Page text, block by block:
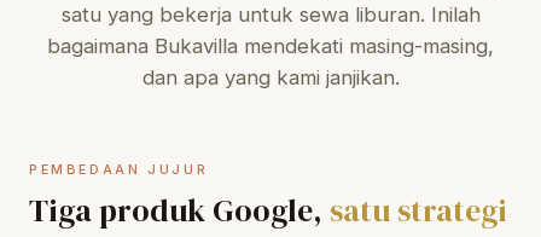
satu yang bekerja untuk sewa liburan. Inilah
bagaimana Bukavilla mendekati masing-masing,
dan apa yang kami janjikan.
PEMBEDAAN JUJUR
Tiga produk Google, satu strategi